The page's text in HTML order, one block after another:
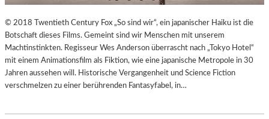
© 2018 Twentieth Century Fox „So sind wir“, ein japanischer Haiku ist die
Botschaft dieses Films. Gemeint sind wir Menschen mit unserem
Machtinstinkten. Regisseur Wes Anderson überrascht nach „Tokyo Hotel“
mit einem Animationsfilm als Fiktion, wie eine japanische Metropole in 30
Jahren aussehen will. Historische Vergangenheit und Science Fiction
verschmelzen zu einer berührenden Fantasyfabel, in…